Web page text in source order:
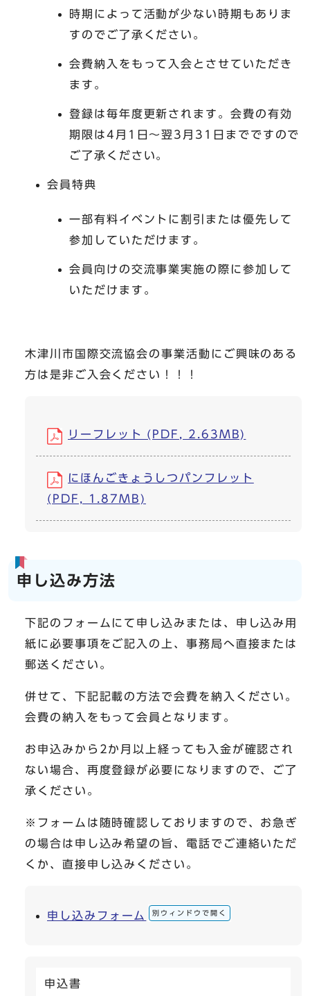
時期によって活動が少ない時期もありま
すのでご了承ください。
会費納入をもって入会とさせていただき
ます。
登録は毎年度更新されます。会費の有効
期限は4月1日～翌3月31日までですので
ご了承ください。
会員特典
一部有料イベントに割引または優先して
参加していただけます。
会員向けの交流事業実施の際に参加して
いただけます。
木津川市国際交流協会の事業活動にご興味のある
方は是非ご入会ください！！！
リーフレット (PDF, 2.63MB)
にほんごきょうしつパンフレット
(PDF, 1.87MB)
申し込み方法
下記のフォームにて申し込みまたは、申し込み用
紙に必要事項をご記入の上、事務局へ直接または
郵送ください。
併せて、下記記載の方法で会費を納入ください。
会費の納入をもって会員となります。
お申込みから2か月以上経っても入金が確認され
ない場合、再度登録が必要になりますので、ご了
承ください。
※フォームは随時確認しておりますので、お急ぎ
の場合は申し込み希望の旨、電話でご連絡いただ
くか、直接申し込みください。
申し込みフォーム 別ウィンドウで開く
申込書